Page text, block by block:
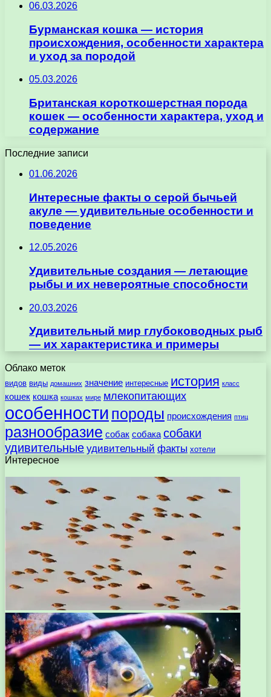
06.03.2026
Бурманская кошка — история
происхождения, особенности характера
и уход за породой
05.03.2026
Британская короткошерстная порода
кошек — особенности характера, уход и
содержание
Последние записи
01.06.2026
Интересные факты о серой бычьей
акуле — удивительные особенности и
поведение
12.05.2026
Удивительные создания — летающие
рыбы и их невероятные способности
20.03.2026
Удивительный мир глубоководных рыб
— их характеристика и примеры
Облако меток
видов виды домашних значение интересные история класс
кошек кошка кошках мире млекопитающих
особенности породы происхождения птиц
разнообразие собак собака собаки
удивительные удивительный факты хотели
Интересное